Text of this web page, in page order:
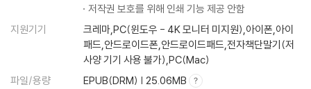
저작권 보호를 위해 인쇄 기능 제공 안함
지원기기
크레마,PC(윈도우 - 4K 모니터 미지원),아이폰,아이
패드,안드로이드폰,안드로이드패드,전자책단말기(저
사양 기기 사용 불가),PC(Mac)
파일/용량
EPUB(DRM) | 25.06MB